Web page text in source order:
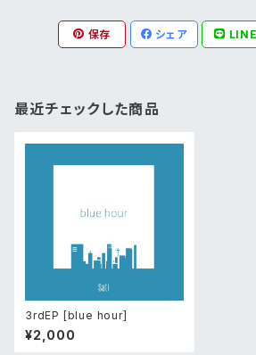
保存 シェア LINE
最近チェックした商品
3rdEP [blue hour]
¥2,000